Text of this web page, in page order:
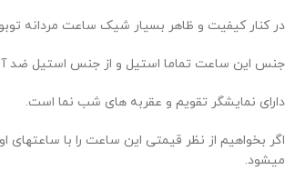
در کنار کیفیت و ظاهر بسیار شیک ساعت مردانه
جنس این ساعت تماما استیل و از جنس استیل ضد
دارای نمایشگر تقویم و عقربه های شب نما است.
اگر بخواهیم از نظر قیمتی این ساعت را با
میشود.